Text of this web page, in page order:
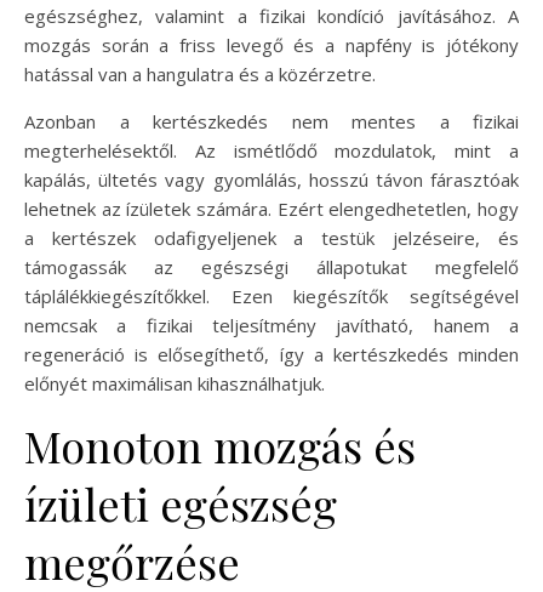
egészséghez, valamint a fizikai kondíció javításához. A
mozgás során a friss levegő és a napfény is jótékony
hatással van a hangulatra és a közérzetre.
Azonban a kertészkedés nem mentes a fizikai
megterhelésektől. Az ismétlődő mozdulatok, mint a
kapálás, ültetés vagy gyomlálás, hosszú távon fárasztóak
lehetnek az ízületek számára. Ezért elengedhetetlen, hogy
a kertészek odafigyeljenek a testük jelzéseire, és
támogassák az egészségi állapotukat megfelelő
táplálékkiegészítőkkel. Ezen kiegészítők segítségével
nemcsak a fizikai teljesítmény javítható, hanem a
regeneráció is elősegíthető, így a kertészkedés minden
előnyét maximálisan kihasználhatjuk.
Monoton mozgás és
ízületi egészség
megőrzése